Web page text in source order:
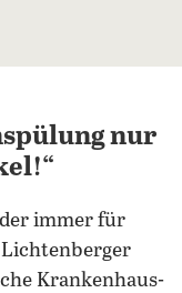
nur
immer für
Krankenhaus-